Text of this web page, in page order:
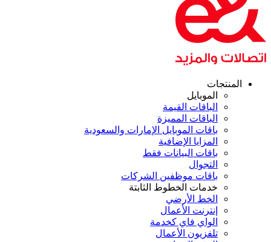
المنتجات
الموبايل
الباقات القيمة
الباقات المميزة
باقات الموبايل الإمارات والسعودية
المزايا الإضافية
باقات البيانات فقط
التجوال
باقات موظفين الشركات
خدمات الخطوط الثابتة
الخط الأرضي
إنترنت الأعمال
الواي فاي كخدمة
تلفزيون الأعمال